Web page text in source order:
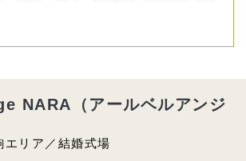
エリア／結婚式場
NARA（アールベルアンジ